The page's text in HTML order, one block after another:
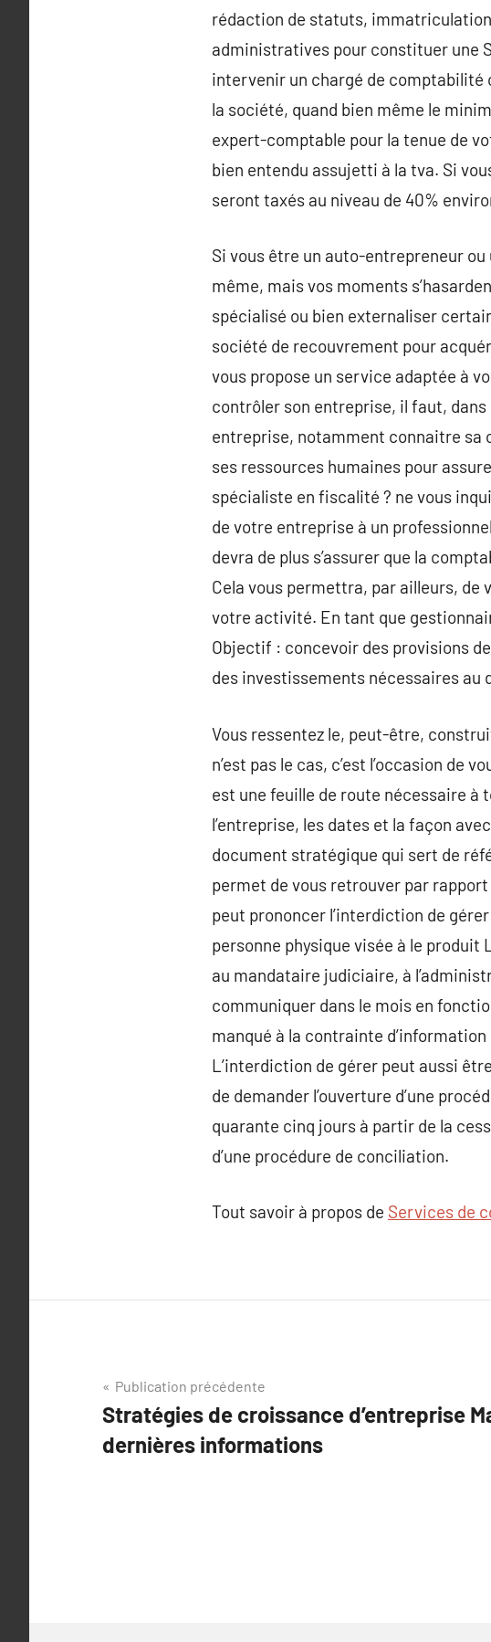
rédaction de statuts,
administratives pour constituer une
intervenir un chargé de comptabilité
la société, quand bien même le
expert-comptable pour la tenue de
bien entendu assujetti à la tva. Si
seront taxés au niveau de 40%
Si vous être un auto-entrepreneur
même, mais vos moments
spécialisé ou bien externaliser
société de recouvrement pour
vous propose un service adaptée à
contrôler son entreprise, il faut,
entreprise, notamment connaitre sa
ses ressources humaines pour
spécialiste en fiscalité ? ne vous
de votre entreprise à un
devra de plus s’assurer que la
Cela vous permettra, par ailleurs, de
votre activité. En tant que
Objectif : concevoir des provisions
des investissements nécessaires au
Vous ressentez le, peut-être,
n’est pas le cas, c’est l’occasion de
est une feuille de route nécessaire
l’entreprise, les dates et la façon
document stratégique qui sert de
permet de vous retrouver par
peut prononcer l’interdiction de
personne physique visée à le produit
au mandataire judiciaire, à
communiquer dans le mois en
manqué à la contrainte
L’interdiction de gérer peut aussi
de demander l’ouverture d’une
quarante cinq jours à partir de la
d’une procédure de conciliation.
Tout savoir à propos de Services de
Navigation
de
l’article
Publication précédente
Stratégies de croissance d’entreprise
dernières informations